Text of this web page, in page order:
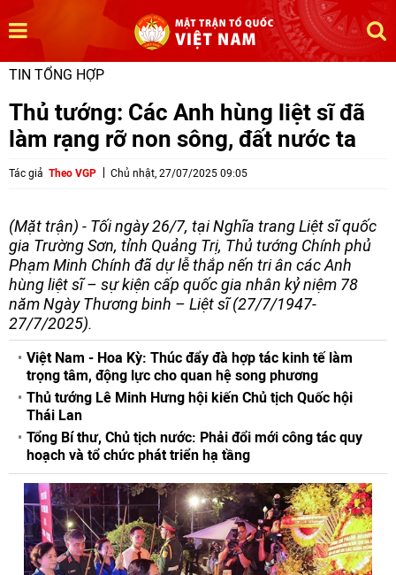
TIN TỔNG HỢP
Thủ tướng: Các Anh hùng liệt sĩ đã
làm rạng rỡ non sông, đất nước ta
Tác giả Theo VGP Chủ nhật, 27/07/2025 09:05
(Mặt trận) - Tối ngày 26/7, tại Nghĩa trang Liệt sĩ quốc
gia Trường Sơn, tỉnh Quảng Trị, Thủ tướng Chính phủ
Phạm Minh Chính đã dự lễ thắp nến tri ân các Anh
hùng liệt sĩ – sự kiện cấp quốc gia nhân kỷ niệm 78
năm Ngày Thương binh – Liệt sĩ (27/7/1947-
27/7/2025).
Việt Nam - Hoa Kỳ: Thúc đẩy đà hợp tác kinh tế làm
trọng tâm, động lực cho quan hệ song phương
Thủ tướng Lê Minh Hưng hội kiến Chủ tịch Quốc hội
Thái Lan
Tổng Bí thư, Chủ tịch nước: Phải đổi mới công tác quy
hoạch và tổ chức phát triển hạ tầng